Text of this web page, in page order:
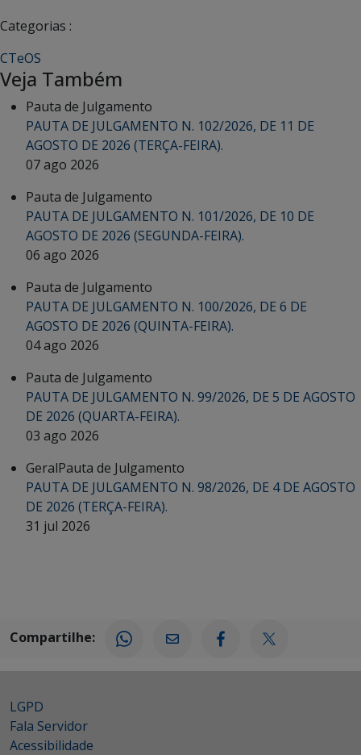
Categorias :
CTeOS
Veja Também
Pauta de Julgamento
PAUTA DE JULGAMENTO N. 102/2026, DE 11 DE
AGOSTO DE 2026 (TERÇA-FEIRA).
07 ago 2026
Pauta de Julgamento
PAUTA DE JULGAMENTO N. 101/2026, DE 10 DE
AGOSTO DE 2026 (SEGUNDA-FEIRA).
06 ago 2026
Pauta de Julgamento
PAUTA DE JULGAMENTO N. 100/2026, DE 6 DE
AGOSTO DE 2026 (QUINTA-FEIRA).
04 ago 2026
Pauta de Julgamento
PAUTA DE JULGAMENTO N. 99/2026, DE 5 DE AGOSTO
DE 2026 (QUARTA-FEIRA).
03 ago 2026
GeralPauta de Julgamento
PAUTA DE JULGAMENTO N. 98/2026, DE 4 DE AGOSTO
DE 2026 (TERÇA-FEIRA).
31 jul 2026
Compartilhe:
LGPD
Fala Servidor
Acessibilidade